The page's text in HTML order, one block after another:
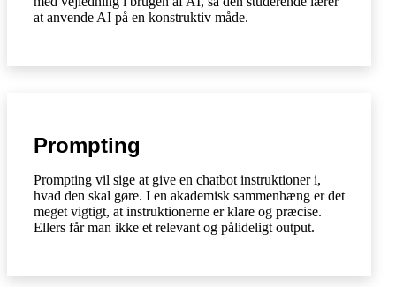
at anvende AI på en konstruktiv måde.
Prompting
Prompting vil sige at give en chatbot instruktioner i,
hvad den skal gøre. I en akademisk sammenhæng er det
meget vigtigt, at instruktionerne er klare og præcise.
Ellers får man ikke et relevant og pålideligt output.